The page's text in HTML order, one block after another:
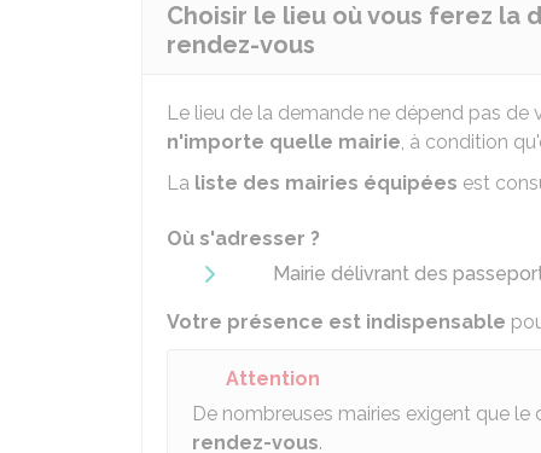
Choisir le lieu où vous ferez la
rendez-vous
Le lieu de la demande ne dépend pas
n'importe quelle mairie, à condition
La liste des mairies équipées est
Où s'adresser ?
Mairie délivrant des
Votre présence est indispensable
Attention
De nombreuses mairies exigent que
rendez-vous.